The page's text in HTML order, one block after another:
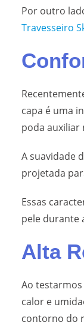
Por outro
Travesseiro
capa é uma
poda auxiliar
A suavidade
projetada
Essas
pele durante
Alta
Ao testarmos
calor e
contorno do